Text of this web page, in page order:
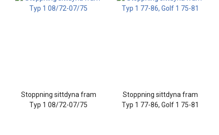
Stoppning sittdyna fram
Typ 1 08/72-07/75
Stoppning sittdyna fram
Typ 1 77-86, Golf 1 75-81